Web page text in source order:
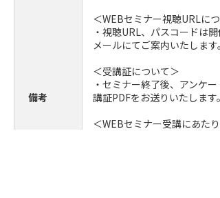
備考
＜WEBセミナー視聴URLにつ
・視聴URL、パスコードは
メールにてご案内いたします。
＜受講証について＞
・セミナー終了後、アンケ
講証PDFをお送りいたします。
＜WEBセミナー受講にあたり